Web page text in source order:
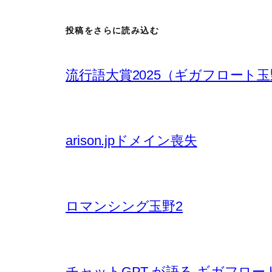
投稿をさらに読み込む
流行語大賞2025（ギガフロート玉
arison.jpドメイン喪失
ロマンシング玉野2